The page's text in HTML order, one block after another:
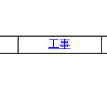
工事